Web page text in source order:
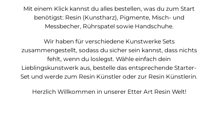
Mit einem Klick kannst du alles bestellen, was du zum Start
benötigst: Resin (Kunstharz), Pigmente, Misch- und
Messbecher, Rührspatel sowie Handschuhe.
Wir haben für verschiedene Kunstwerke Sets
zusammengestellt, sodass du sicher sein kannst, dass nichts
fehlt, wenn du loslegst. Wähle einfach dein
Lieblingskunstwerk aus, bestelle das entsprechende Starter-
Set und werde zum Resin Künstler oder zur Resin Künstlerin.
Herzlich Willkommen in unserer Etter Art Resin Welt!